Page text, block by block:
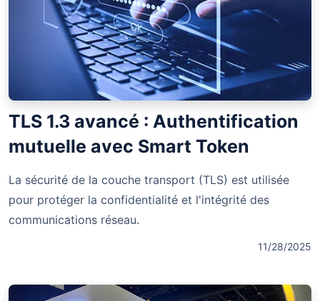
TLS 1.3 avancé : Authentification
mutuelle avec Smart Token
La sécurité de la couche transport (TLS) est utilisée
pour protéger la confidentialité et l'intégrité des
communications réseau.
11/28/2025